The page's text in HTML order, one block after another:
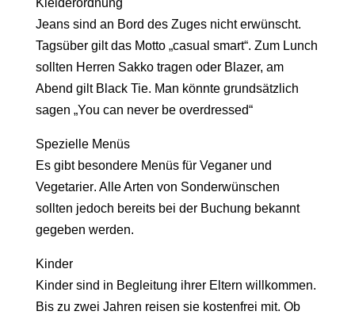
Kleiderordnung
Jeans sind an Bord des Zuges nicht erwünscht.
Tagsüber gilt das Motto „casual smart“. Zum Lunch
sollten Herren Sakko tragen oder Blazer, am
Abend gilt Black Tie. Man könnte grundsätzlich
sagen „You can never be overdressed“
Spezielle Menüs
Es gibt besondere Menüs für Veganer und
Vegetarier. Alle Arten von Sonderwünschen
sollten jedoch bereits bei der Buchung bekannt
gegeben werden.
Kinder
Kinder sind in Begleitung ihrer Eltern willkommen.
Bis zu zwei Jahren reisen sie kostenfrei mit. Ob